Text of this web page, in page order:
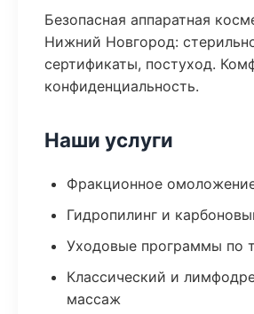
Безопасная аппаратная
Нижний Новгород:
сертификаты, постуход.
конфиденциальность.
Наши услуги
Фракционное
Гидропилинг и
Уходовые программы по
Классический и
массаж